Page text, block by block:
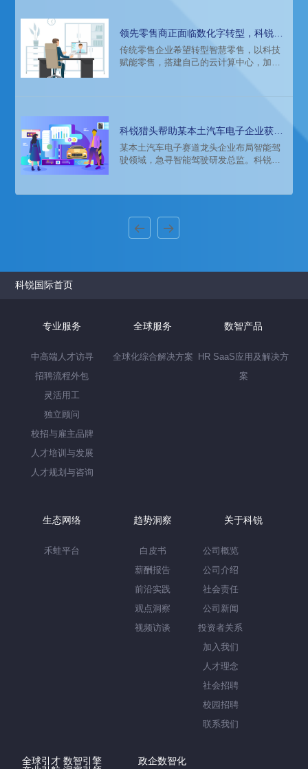
的专业能力和经验，成功地完成了任务。
领先零售商正面临数化字转型，科锐猎
头公司帮助搭建专业团队
传统零售企业希望转型智慧零售，以科技
赋能零售，搭建自己的云计算中心，加强
悉、对科技公司的架构也不了解，招聘面
临重重阻碍难以推进。委托科锐国际猎头
公司进行高端人才访寻和招聘。
科锐猎头帮助某本土汽车电子企业获取
智能驾驶研发人才
某本土汽车电子赛道龙头企业布局智能驾
驶领域，急寻智能驾驶研发总监。科锐国
企业招聘到合适的候选人，推动了智能驾
科锐国际首页
专业服务
中高端人才访寻
招聘流程外包
灵活用工
独立顾问
校招与雇主品牌
人才培训与发展
人才规划与咨询
全球服务
全球化综合解决方案
数智产品
HR SaaS应用及解决方
案
生态网络
禾蛙平台
趋势洞察
白皮书
薪酬报告
前沿实践
观点洞察
视频访谈
关于科锐
公司概览
公司介绍
社会责任
公司新闻
投资者关系
加入我们
人才理念
社会招聘
校园招聘
联系我们
全球引才 数智引擎
政企数智化